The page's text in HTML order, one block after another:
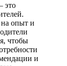
это
опыт и
чтобы
и